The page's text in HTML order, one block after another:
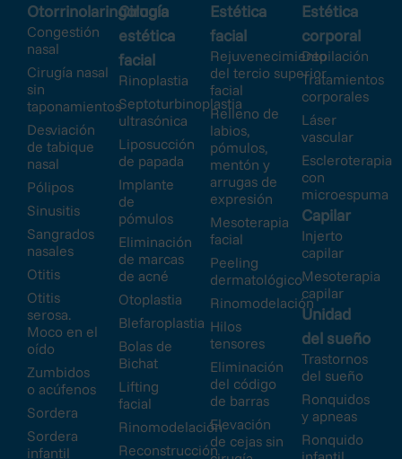
Otorrinolaringología
Congestión
nasal
Cirugía nasal
sin
taponamientos
Desviación
de tabique
nasal
Pólipos
Sinusitis
Sangrados
nasales
Otitis
Otitis
serosa.
Moco en el
oído
Zumbidos
o acúfenos
Sordera
Sordera
infantil
Cirugía
estética
facial
Rinoplastia
Septoturbinoplastia
ultrasónica
Liposucción
de papada
Implante
de
pómulos
Eliminación
de marcas
de acné
Otoplastia
Blefaroplastia
Bolas de
Bichat
Lifting
facial
Rinomodelación
Reconstrucción
Estética
facial
Rejuvenecimiento
del tercio superior
facial
Relleno de
labios,
pómulos,
mentón y
arrugas de
expresión
Mesoterapia
facial
Peeling
dermatológico
Rinomodelación
Hilos
tensores
Eliminación
del código
de barras
Elevación
de cejas sin
Estética
corporal
Depilación
Tratamientos
corporales
Láser
vascular
Escleroterapia
con
microespuma
Capilar
Injerto
capilar
Mesoterapia
capilar
Unidad
del sueño
Trastornos
del sueño
Ronquidos
y apneas
Ronquido